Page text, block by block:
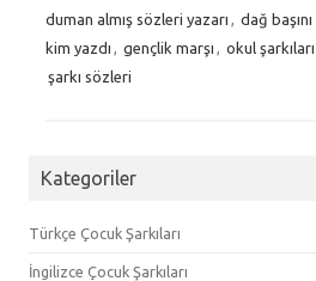
duman almış sözleri yazarı
dağ
kim yazdı
gençlik marşı okul şarkıları
şarkı sözleri
Kategoriler
Türkçe Çocuk Şarkıları
İngilizce Çocuk Şarkıları